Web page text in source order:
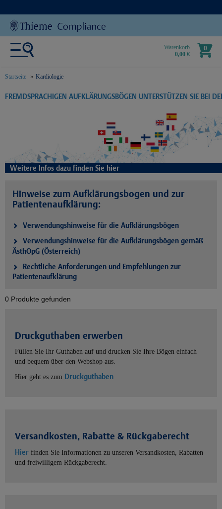
Warenkorb
0,00 €
0
Startseite Kardiologie
text.skipToContent
text.skipToNavigation
FREMDSPRACHIGEN AUFKLÄRUNGSBÖGEN UNTERSTÜTZEN SIE BEI
Weitere Infos dazu finden Sie hier
Hinweise zum Aufklärungsbogen und zur
Patientenaufklärung:
Verwendungshinweise für die Aufklärungsbögen
Verwendungshinweise für die Aufklärungsbögen gemäß
ÄsthOpG (Österreich)
Rechtliche Anforderungen und Empfehlungen zur
Patientenaufklärung
0 Produkte gefunden
Druckguthaben erwerben
Füllen Sie Ihr Guthaben auf und drucken Sie Ihre Bögen einfach
und bequem über den Webshop aus.
Hier geht es zum Druckguthaben
Versandkosten, Rabatte & Rückgaberecht
Hier finden Sie Informationen zu unseren Versandkosten, Rabatten
und freiwilligem Rückgaberecht.